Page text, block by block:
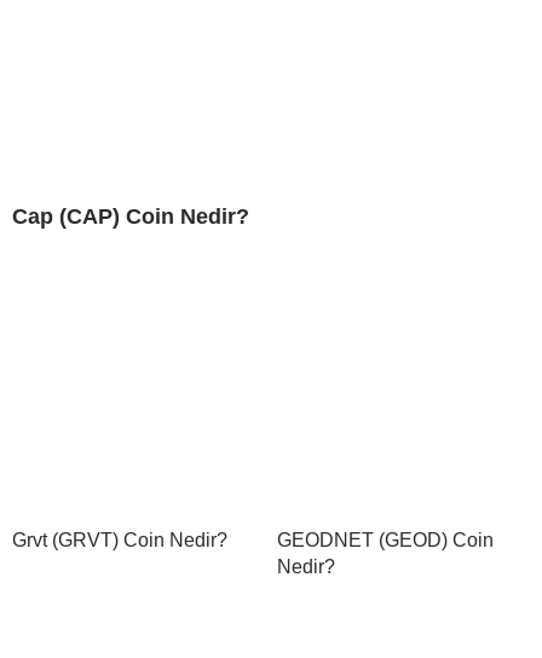
Cap (CAP) Coin Nedir?
Grvt (GRVT) Coin Nedir?
GEODNET (GEOD) Coin
Nedir?